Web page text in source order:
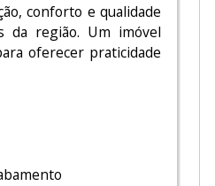
conforto e qualidade
da região. Um imóvel
oferecer praticidade